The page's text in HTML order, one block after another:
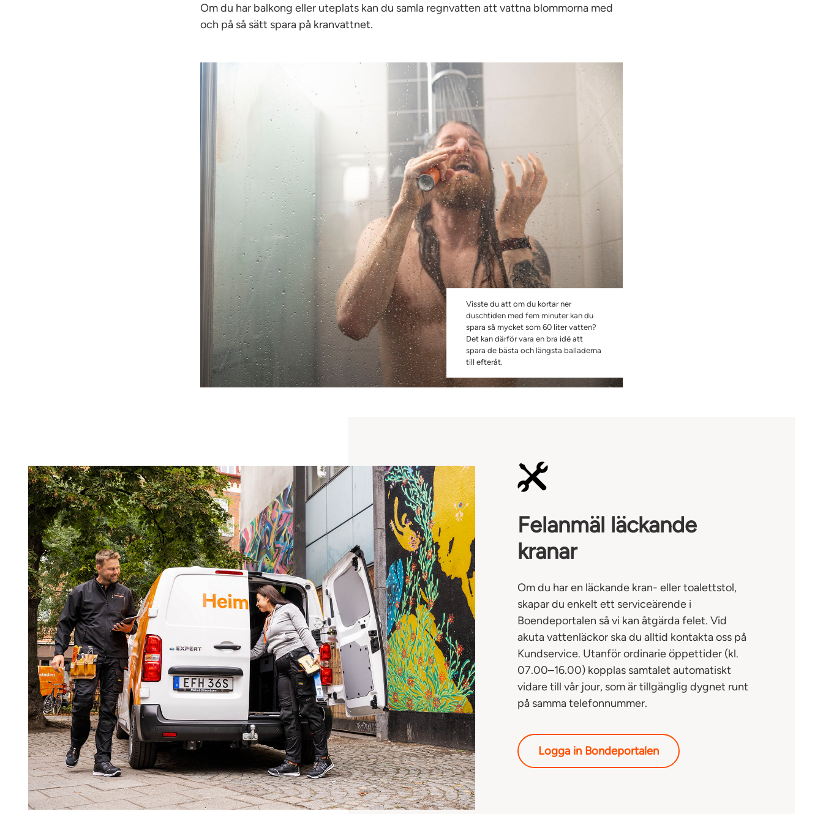
Om du har balkong eller uteplats kan du samla regnvatten att vattna blommorna med
och på så sätt spara på kranvattnet.
Visste du att om du kortar ner
duschtiden med fem minuter kan du
spara så mycket som 60 liter vatten?
Det kan därför vara en bra idé att
spara de bästa och längsta balladerna
till efteråt.
Felanmäl läckande
kranar
Om du har en läckande kran- eller toalettstol,
skapar du enkelt ett serviceärende i
Boendeportalen så vi kan åtgärda felet. Vid
akuta vattenläckor ska du alltid kontakta oss på
Kundservice. Utanför ordinarie öppettider (kl.
07.00–16.00) kopplas samtalet automatiskt
vidare till vår jour, som är tillgänglig dygnet runt
på samma telefonnummer.
Logga in Bondeportalen